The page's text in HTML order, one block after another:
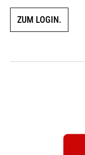
ZUM LOGIN.